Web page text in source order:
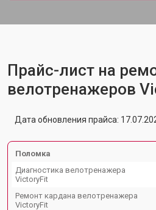
Прайс-лист на
велотренажеров
Дата обновления прайса:
Поломка
Диагностика велотренажера
VictoryFit
Ремонт кардана велотренажера
VictoryFit